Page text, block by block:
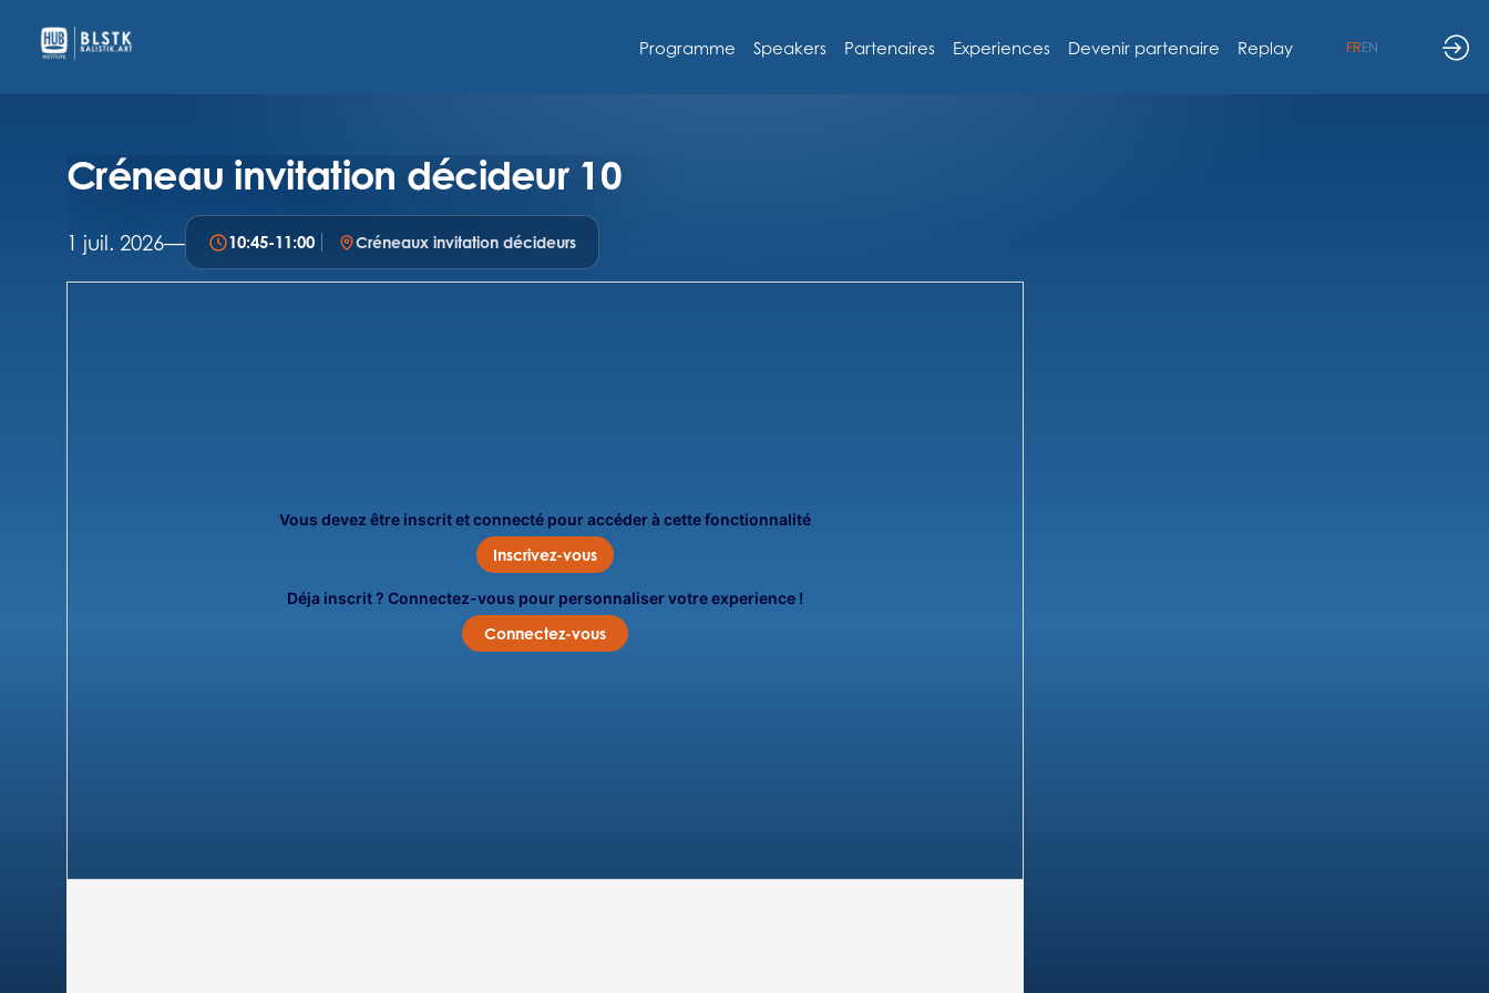
Programme Speakers Partenaires Experiences Devenir partenaire Replay FREN
Créneau invitation décideur 10
1 juil. 2026— 10:45-11:00 Créneaux invitation décideurs
Vous devez être inscrit et connecté pour accéder à cette fonctionnalité
Inscrivez-vous
Déja inscrit ? Connectez-vous pour personnaliser votre experience !
Connectez-vous